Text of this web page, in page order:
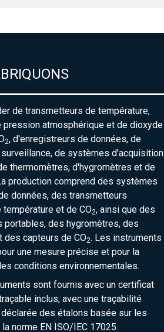
de transmetteurs de température,
pression atmosphérique et de dioxyde
2, d'enregistreurs de données, de
de systèmes d'acquisition
thermomètres, d'hygromètres et de
production comprend des systèmes
données, des transmetteurs
température et de CO2, ainsi que des
portables, des hygromètres, des
des capteurs de CO2. Les instruments
une mesure précise et pour la
conditions environnementales.
sont fournis avec un certificat
inclus, avec une traçabilité
des étalons basée sur les
norme EN ISO/IEC 17025.